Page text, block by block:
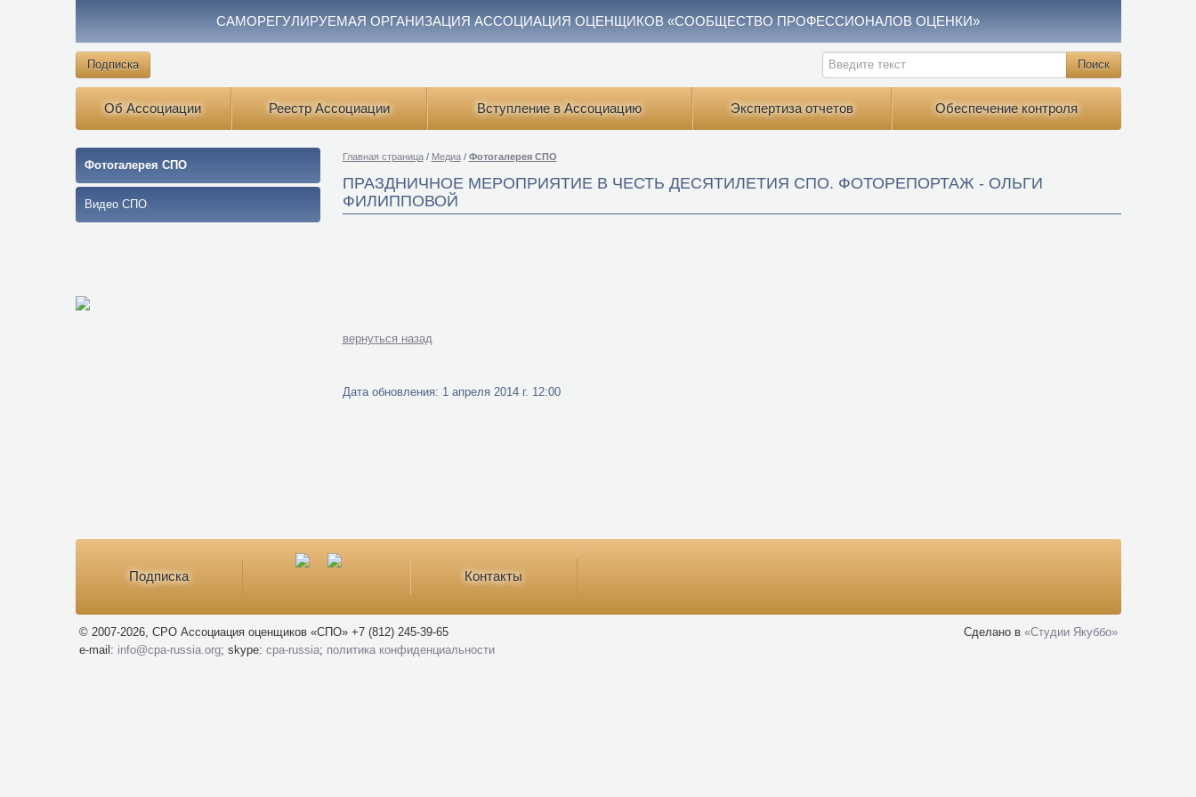
САМОРЕГУЛИРУЕМАЯ ОРГАНИЗАЦИЯ АССОЦИАЦИЯ ОЦЕНЩИКОВ «СООБЩЕСТВО ПРОФЕССИОНАЛОВ ОЦЕНКИ»
Подписка
Об Ассоциации Реестр Ассоциации Вступление в Ассоциацию Экспертиза отчетов Обеспечение контроля
Фотогалерея СПО
Видео СПО
Главная страница / Медиа / Фотогалерея СПО
ПРАЗДНИЧНОЕ МЕРОПРИЯТИЕ В ЧЕСТЬ ДЕСЯТИЛЕТИЯ СПО. ФОТОРЕПОРТАЖ - ОЛЬГИ
ФИЛИППОВОЙ
вернуться назад
Дата обновления: 1 апреля 2014 г. 12:00
Подписка Контакты
© 2007-2026, СРО Ассоциация оценщиков «СПО» +7 (812) 245-39-65
e-mail: info@cpa-russia.org; skype: cpa-russia; политика конфиденциальности
Сделано в «Cтудии Якуббо»